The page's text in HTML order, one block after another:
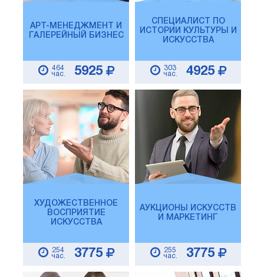
АРТ-МЕНЕДЖМЕНТ И
ГАЛЕРЕЙНЫЙ БИЗНЕС
464
час.
5925
СПЕЦИАЛИСТ ПО
ИСТОРИИ КУЛЬТУРЫ И
ИСКУССТВА
303
час.
4925
ХУДОЖЕСТВЕННОЕ
ВОСПРИЯТИЕ
ИСКУССТВА
254
час.
3775
АУКЦИОНЫ ИСКУССТВ
И МАРКЕТИНГ
255
час.
3775